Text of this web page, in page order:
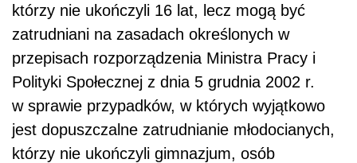
którzy nie ukończyli 16 lat, lecz mogą być
zatrudniani na zasadach określonych w
przepisach rozporządzenia Ministra Pracy i
Polityki Społecznej z dnia 5 grudnia 2002 r.
w sprawie przypadków, w których wyjątkowo
jest dopuszczalne zatrudnianie młodocianych,
którzy nie ukończyli gimnazjum, osób